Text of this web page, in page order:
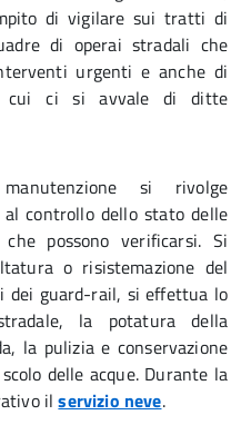
di vigilare sui tratti di
di operai stradali che
urgenti e anche di
cui ci si avvale di ditte
si rivolge
controllo dello stato delle
possono verificarsi. Si
o risistemazione del
dei guard-rail, si effettua lo
la potatura della
la pulizia e conservazione
delle acque. Durante la
ilservizio neve.